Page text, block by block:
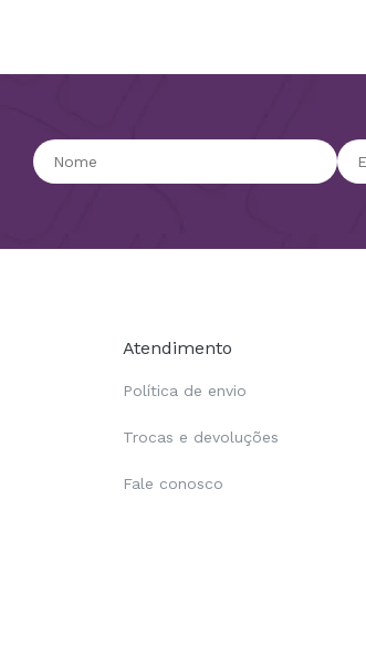
Atendimento
Política de envio
Trocas e devoluções
Fale conosco